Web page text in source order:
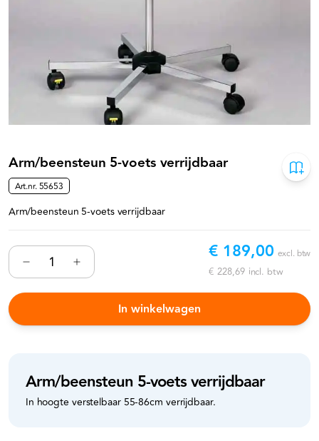
Arm/beensteun 5-voets verrijdbaar
Art.nr.55653
Arm/beensteun 5-voets verrijdbaar
€ 189,00 excl. btw
€ 228,69 incl. btw
In winkelwagen
Arm/beensteun 5-voets verrijdbaar
In hoogte verstelbaar 55-86cm verrijdbaar.